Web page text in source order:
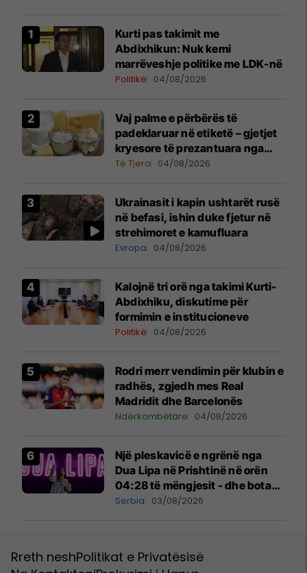
Kurti pas takimit me
Abdixhikun: Nuk kemi
marrëveshje politike me LDK-në
Politikë 04/08/2026
Vaj palme e përbërës të
padeklaruar në etiketë – gjetjet
kryesore të prezantuara nga
AUV-i pas kontrollit në sektorin
Të Tjera 04/08/2026
Ukrainasit i kapin ushtarët rusë
në befasi, ishin duke fjetur në
strehimoret e kamufluara
Evropa 04/08/2026
Kalojnë tri orë nga takimi Kurti-
Abdixhiku, diskutime për
formimin e institucioneve
Politikë 04/08/2026
Rodri merr vendimin për klubin e
radhës, zgjedh mes Real
Madridit dhe Barcelonës
Ndërkombëtare 04/08/2026
Një pleskavicë e ngrënë nga
Dua Lipa në Prishtinë në orën
04:28 të mëngjesit - dhe bota
digjitale serbe shpall gjendjen e
Serbia 03/08/2026
Rreth neshPolitikat e Privatësisë